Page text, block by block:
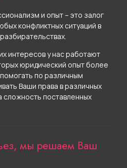
и опыт – это залог
конфликтных ситуаций в
интересов у нас работают
юридический опыт более
по различным
Ваши права в различных
сложность поставленных
мы решаем Ваш